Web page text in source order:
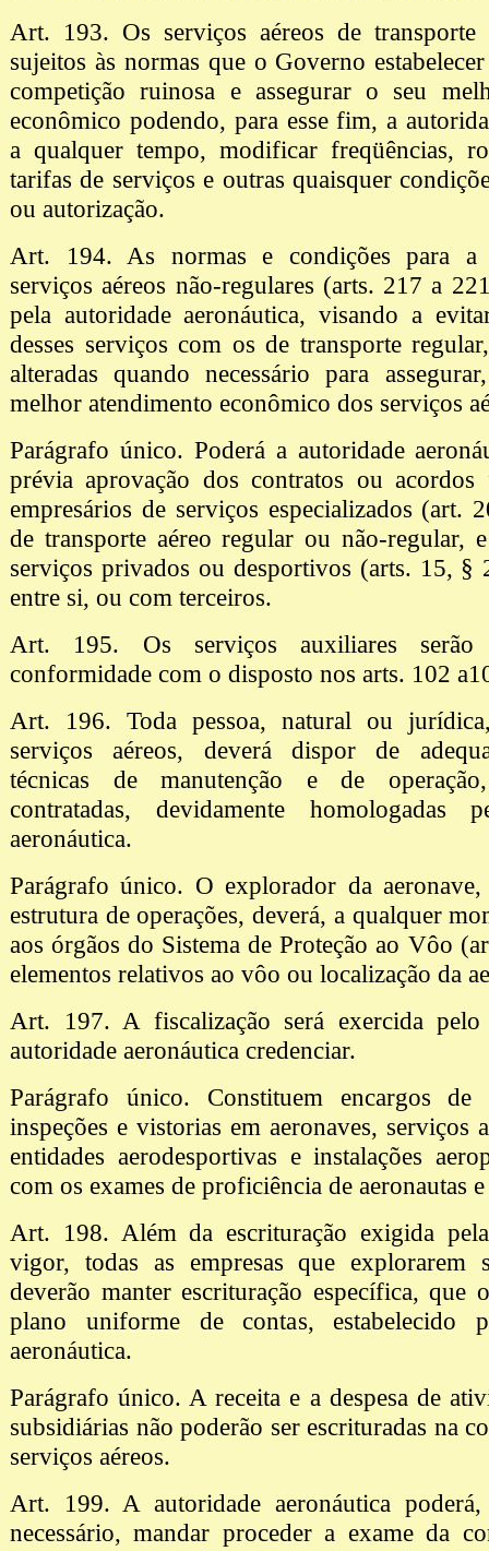
Art. 193. Os serviços aéreos de transporte
sujeitos às normas que o Governo
competição ruinosa e assegurar o seu
econômico podendo, para esse fim, a
a qualquer tempo, modificar freqüências,
tarifas de serviços e outras quaisquer
ou autorização.
Art. 194. As normas e condições para a
serviços aéreos não-regulares (arts. 217 a
pela autoridade aeronáutica, visando a
desses serviços com os de transporte
alteradas quando necessário para
melhor atendimento econômico dos serviços
Parágrafo único. Poderá a autoridade
prévia aprovação dos contratos ou acordos
empresários de serviços especializados (art.
de transporte aéreo regular ou não-regular,
serviços privados ou desportivos (arts. 15, §
entre si, ou com terceiros.
Art. 195. Os serviços auxiliares serão
conformidade com o disposto nos arts. 102
Art. 196. Toda pessoa, natural ou
serviços aéreos, deverá dispor de
técnicas de manutenção e de
contratadas, devidamente homologadas
aeronáutica.
Parágrafo único. O explorador da aeronave,
estrutura de operações, deverá, a qualquer
aos órgãos do Sistema de Proteção ao Vôo
elementos relativos ao vôo ou localização da
Art. 197. A fiscalização será exercida
autoridade aeronáutica credenciar.
Parágrafo único. Constituem encargos de
inspeções e vistorias em aeronaves, serviços
entidades aerodesportivas e instalações
com os exames de proficiência de aeronautas
Art. 198. Além da escrituração exigida
vigor, todas as empresas que explorarem
deverão manter escrituração específica, que
plano uniforme de contas, estabelecido
aeronáutica.
Parágrafo único. A receita e a despesa de
subsidiárias não poderão ser escrituradas na
serviços aéreos.
Art. 199. A autoridade aeronáutica
necessário, mandar proceder a exame da